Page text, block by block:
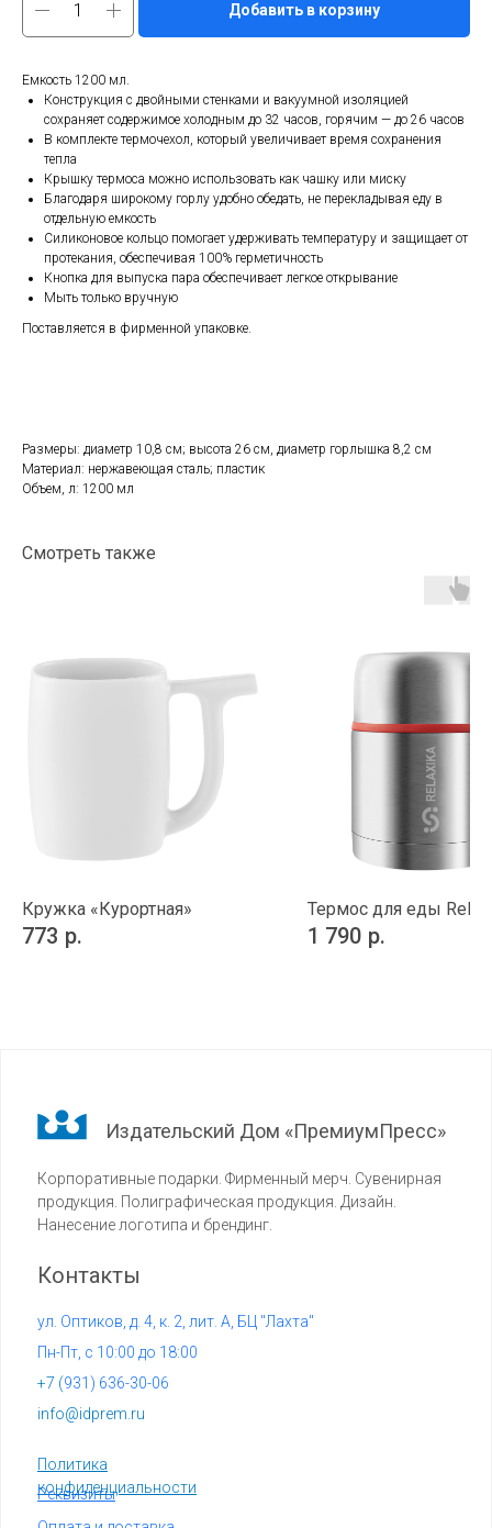
Добавить в корзину
Емкость 1200 мл.
Конструкция с двойными стенками и вакуумной изоляцией
сохраняет содержимое холодным до 32 часов, горячим — до 26 часов
В комплекте термочехол, который увеличивает время сохранения
тепла
Крышку термоса можно использовать как чашку или миску
Благодаря широкому горлу удобно обедать, не перекладывая еду в
отдельную емкость
Силиконовое кольцо помогает удерживать температуру и защищает от
протекания, обеспечивая 100% герметичность
Кнопка для выпуска пара обеспечивает легкое открывание
Мыть только вручную
Поставляется в фирменной упаковке.
Размеры: диаметр 10,8 см; высота 26 см, диаметр горлышка 8,2 см
Материал: нержавеющая сталь; пластик
Объем, л: 1200 мл
Смотреть также
Кружка «Курортная»
773 р.
Термос для еды
1 790 р.
Издательский Дом «ПремиумПресс»
Корпоративные подарки. Фирменный мерч. Сувенирная
продукция. Полиграфическая продукция. Дизайн.
Нанесение логотипа и брендинг.
info@idprem.ru
Контакты
Политика
конфиденциальности
+7 (931) 636-30-06
Реквизиты
ул. Оптиков, д. 4, к. 2, лит. А, БЦ "Лахта"
Пн-Пт, с 10:00 до 18:00